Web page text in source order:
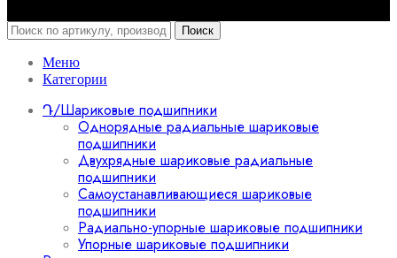
Поиск
Меню
Категории
Դ/Шариковые подшипники
Однорядные радиальные шариковые
подшипники
Двухрядные шариковые радиальные
подшипники
Самоустанавливающиеся шариковые
подшипники
Радиально-упорные шариковые подшипники
Упорные шариковые подшипники